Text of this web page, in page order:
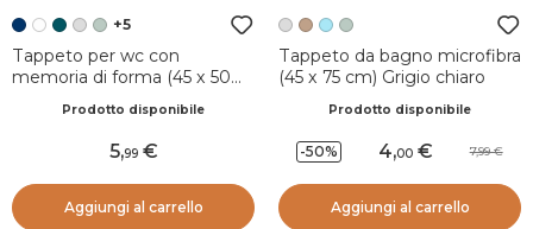
+5
Tappeto per wc con
memoria di forma (45 x 50
Prodotto disponibile
5,99
Aggiungi al carrello
Tappeto da bagno microfibra
(45 x 75 cm) Grigio chiaro
Prodotto disponibile
-50% 4,00 7,99
Aggiungi al carrello